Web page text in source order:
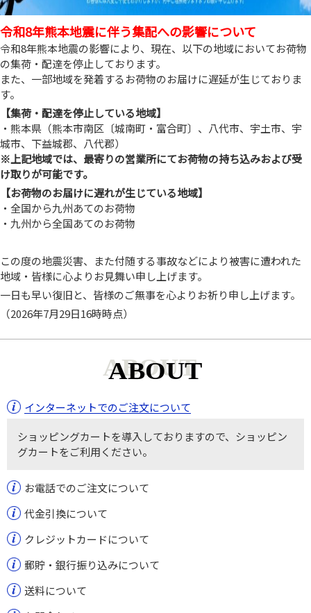
令和8年熊本地震に伴う集配への影響について
令和8年熊本地震の影響により、現在、以下の地域においてお荷物
の集荷・配達を停止しております。
また、一部地域を発着するお荷物のお届けに遅延が生じておりま
す。
【集荷・配達を停止している地域】
・熊本県（熊本市南区〔城南町・富合町〕、八代市、宇土市、宇
城市、下益城郡、八代郡）
※上記地域では、最寄りの営業所にてお荷物の持ち込みおよび受
け取りが可能です。
【お荷物のお届けに遅れが生じている地域】
・全国から九州あてのお荷物
・九州から全国あてのお荷物
この度の地震災害、また付随する事故などにより被害に遭われた
地域・皆様に心よりお見舞い申し上げます。
一日も早い復旧と、皆様のご無事を心よりお祈り申し上げます。
（2026年7月29日16時時点）
ABOUT
インターネットでのご注文について
ショッピングカートを導入しておりますので、ショッピン
グカートをご利用ください。
お電話でのご注文について
代金引換について
クレジットカードについて
郵貯・銀行振り込みについて
送料について